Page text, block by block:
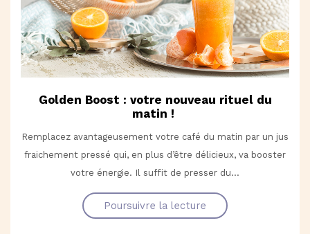
Golden Boost : votre nouveau rituel du
matin !
Remplacez avantageusement votre café du matin par un jus
fraichement pressé qui, en plus d’être délicieux, va booster
votre énergie. Il suffit de presser du...
Poursuivre la lecture